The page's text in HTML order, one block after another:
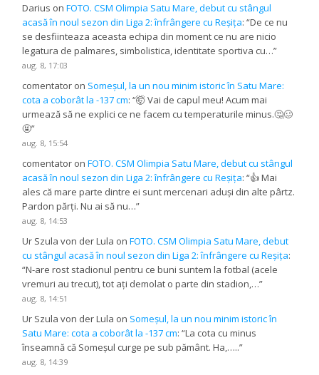
Darius onFOTO. CSM Olimpia Satu Mare, debut cu stângul
acasă în noul sezon din Liga 2: înfrângere cu Reșița: “De ce nu
se desfiinteaza aceasta echipa din moment ce nu are nicio
legatura de palmares, simbolistica, identitate sportiva cu…”
aug. 8, 17:03
comentator on Someșul, la un nou minim istoric în Satu Mare:
cota a coborât la -137 cm: “🤯 Vai de capul meu! Acum mai
urmează să ne explici ce ne facem cu temperaturile minus.🤔🥴
🤬”
aug. 8, 15:54
comentator onFOTO. CSM Olimpia Satu Mare, debut cu stângul
acasă în noul sezon din Liga 2: înfrângere cu Reșița: “👍 Mai
ales că mare parte dintre ei sunt mercenari aduși din alte pârtz.
Pardon părți. Nu ai să nu…”
aug. 8, 14:53
Ur Szula von der Lula onFOTO. CSM Olimpia Satu Mare, debut
cu stângul acasă în noul sezon din Liga 2: înfrângere cu Reșița:
“N-are rost stadionul pentru ce buni suntem la fotbal (acele
vremuri au trecut), tot ați demolat o parte din stadion,…”
aug. 8, 14:51
Ur Szula von der Lula on Someșul, la un nou minim istoric în
Satu Mare: cota a coborât la -137 cm: “La cota cu minus
înseamnă că Someșul curge pe sub pământ. Ha,…..”
aug. 8, 14:39